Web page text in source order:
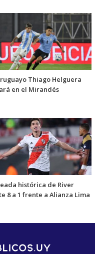
Thiago Helguera
en el Mirandés
histórica de River
8 a 1 frente a Alianza Lima